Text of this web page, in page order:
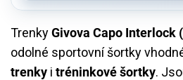
TrenkyGivova Capo Interlock
odolné sportovní šortky
trenky i tréninkové šortky.